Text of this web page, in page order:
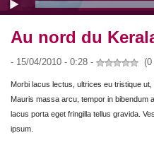
Au nord du
- 15/04/2010 - 0:28 - (0
Morbi lacus lectus, ultrices eu tristique
Mauris massa arcu, tempor in bibendum
lacus porta eget fringilla tellus gravida.
ipsum.